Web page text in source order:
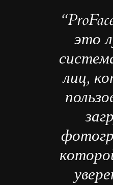
это
лиц,